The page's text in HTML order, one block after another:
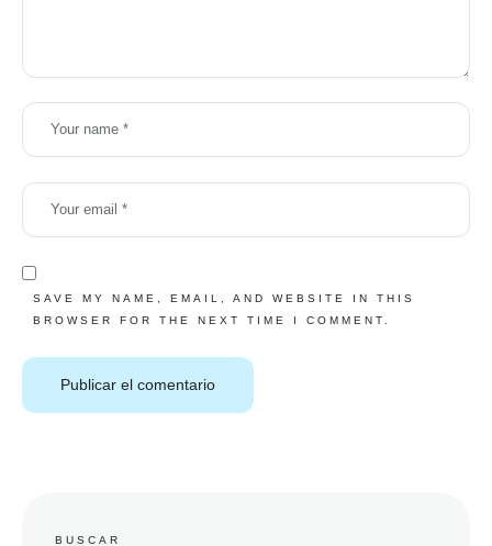
SAVE MY NAME, EMAIL, AND WEBSITE IN THIS
BROWSER FOR THE NEXT TIME I COMMENT.
BUSCAR